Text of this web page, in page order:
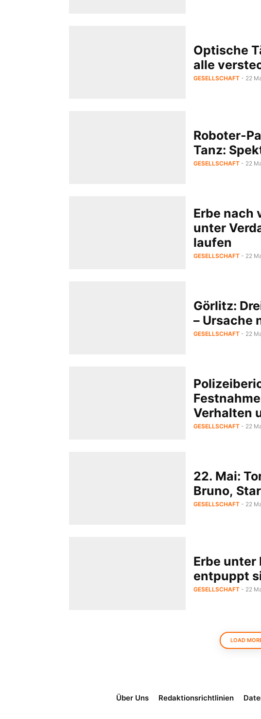
Optische
alle
GESELLSCHAFT - 22
Roboter-
Tanz:
GESELLSCHAFT - 22
Erbe nach
unter
laufen
GESELLSCHAFT - 22
Görlitz:
– Ursache
GESELLSCHAFT - 22
Verhalten
GESELLSCHAFT - 22
22. Mai:
Bruno,
GESELLSCHAFT - 22
Erbe unter
entpuppt
GESELLSCHAFT - 22
LOAD
Über Uns Redaktionsrichtlinien